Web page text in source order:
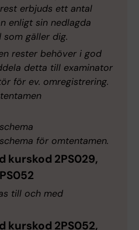
erbjuds ett antal
enligt sin nedlagda
som gäller dig.
rester behöver i god
detta till examinator
för ev. omregistrering.
schema för omtentamen.
kurskod 2PS029,
till och med
kurskod 2PS052,